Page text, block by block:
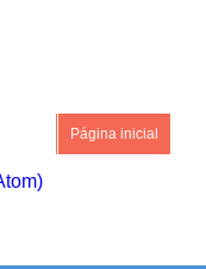
Página inicial